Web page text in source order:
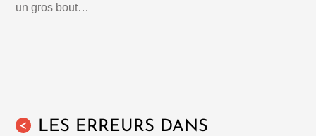
un gros bout…
<
LES ERREURS DANS